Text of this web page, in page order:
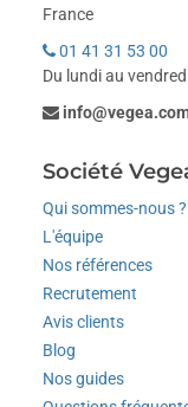
France
01 41 31 53 00
Du lundi au
Société
Qui sommes-nous ?
L'équipe
Nos références
Recrutement
Avis clients
Blog
Nos guides